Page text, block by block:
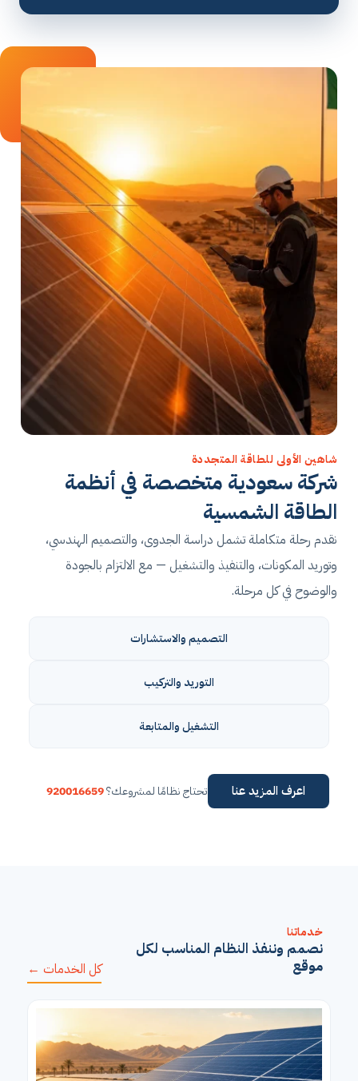
شاهين الأولى للطاقة المتجددة
شركة سعودية متخصصة في أنظمة
الطاقة الشمسية
نقدم رحلة متكاملة تشمل دراسة الجدوى، والتصميم الهندسي،
وتوريد المكونات، والتنفيذ والتشغيل — مع الالتزام بالجودة
والوضوح في كل مرحلة.
التصميم والاستشارات
التوريد والتركيب
التشغيل والمتابعة
اعرف المزيد عنا تحتاج نظامًا لمشروعك؟920016659
خدماتنا
نصمم وننفذ النظام المناسب لكل
موقع
كل الخدمات ←